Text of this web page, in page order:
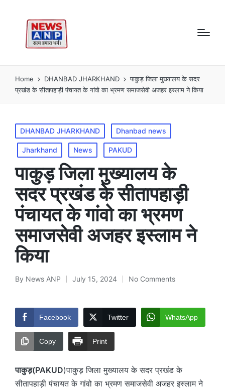
Home DHANBAD JHARKHAND
पाकुड़ जिला मुख्यालय के सदर
प्रखंड के सीतापहाड़ी पंचायत के गांवो का भ्रमण समाजसेवी अजहर इस्लाम ने किया
Posted
in
DHANBAD JHARKHAND Dhanbad news
Jharkhand News PAKUD
पाकुड़ जिला मुख्यालय के
सदर प्रखंड के सीतापहाड़ी
पंचायत के गांवो का भ्रमण
समाजसेवी अजहर इस्लाम ने
किया
Posted
By News ANP July 15, 2024 No Comments
Facebook Twitter WhatsApp
Copy Print
पाकुड़(PAKUD)पाकुड़ जिला मुख्यालय के सदर प्रखंड के
सीतापहाड़ी पंचायत के गांवो का भ्रमण समाजसेवी अजहर इस्लाम ने